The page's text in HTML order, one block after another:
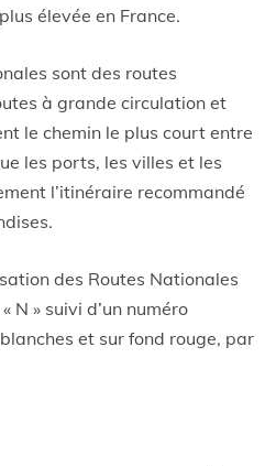
élevée en France.
sont des routes
à grande circulation et
le chemin le plus court entre
les ports, les villes et les
l’itinéraire recommandé
des Routes Nationales
N » suivi d’un numéro
et sur fond rouge, par